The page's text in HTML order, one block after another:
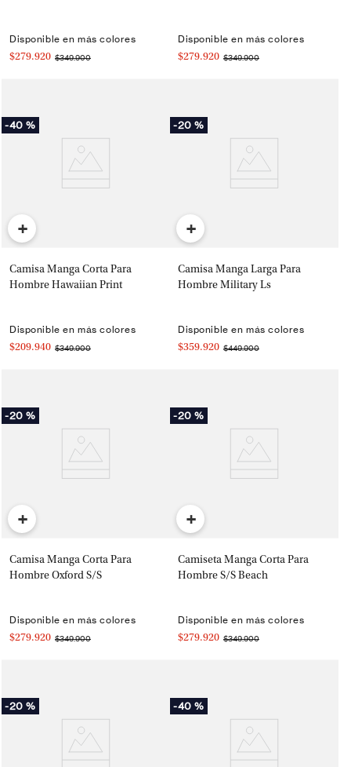
Disponible en más colores
$279.920 $349.900
Disponible en más colores
$279.920 $349.900
-40 %
+
Camisa Manga Corta Para
Hombre Hawaiian Print
Disponible en más colores
$209.940 $349.900
-20 %
+
Camisa Manga Larga Para
Hombre Military Ls
Disponible en más colores
$359.920 $449.900
-20 %
+
Camisa Manga Corta Para
Hombre Oxford S/S
Disponible en más colores
$279.920 $349.900
-20 %
+
Camiseta Manga Corta Para
Hombre S/S Beach
Disponible en más colores
$279.920 $349.900
-20 % -40 %